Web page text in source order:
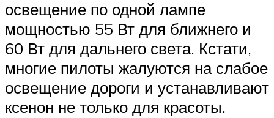
освещение по одной лампе
мощностью 55 Вт для ближнего и
60 Вт для дальнего света. Кстати,
многие пилоты жалуются на слабое
освещение дороги и устанавливают
ксенон не только для красоты.